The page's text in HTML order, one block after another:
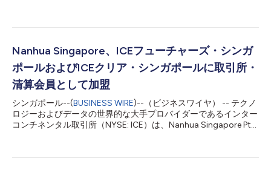
歴史的な国賓訪問に同行する米国ビジネスリーダーの代表団に加
ィン氏はホワイトハウスからの招待により上海を訪れ、今年の
APEC 2026第2回高級実務者会合（SOM2）および関連会合の一
環として開催された閣僚級フォーラムに、米国経済界を代表して
出席しました。 今回彼女が出席したことは、世界市場と経済的
機会が交わる場において、ニューヨーク証券取引所（NYSE）が
長年にわたり果たしてきた役割を浮き彫りにしています。2世紀
以上にわたり、ニューヨーク証券取引所（NYSE）は資本と野心
を結びつけ、世界中のイノベーター、起業家、投資家を一堂に集
Nanhua Singapore、ICEフューチャーズ・シンガ
ポールおよびICEクリア・シンガポールに取引所・
清算会員として加盟
シンガポール--(BUSINESS WIRE)--（ビジネスワイヤ） -- テクノ
ロジーおよびデータの世界的な大手プロバイダーであるインター
コンチネンタル取引所（NYSE: ICE）は、Nanhua Singapore Pte.
した。これにより、Nanhua Singaporeは、自社取引および顧客